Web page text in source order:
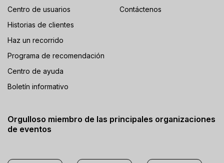
Centro de usuarios
Historias de clientes
Haz un recorrido
Programa de recomendación
Centro de ayuda
Boletín informativo
Contáctenos
Orgulloso miembro de las principales organizaciones
de eventos